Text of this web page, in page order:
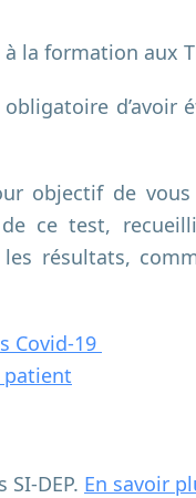
la formation aux
d’avoir
objectif de
ce test,
résultats,
Covid-19
patient
DEP. En savoir